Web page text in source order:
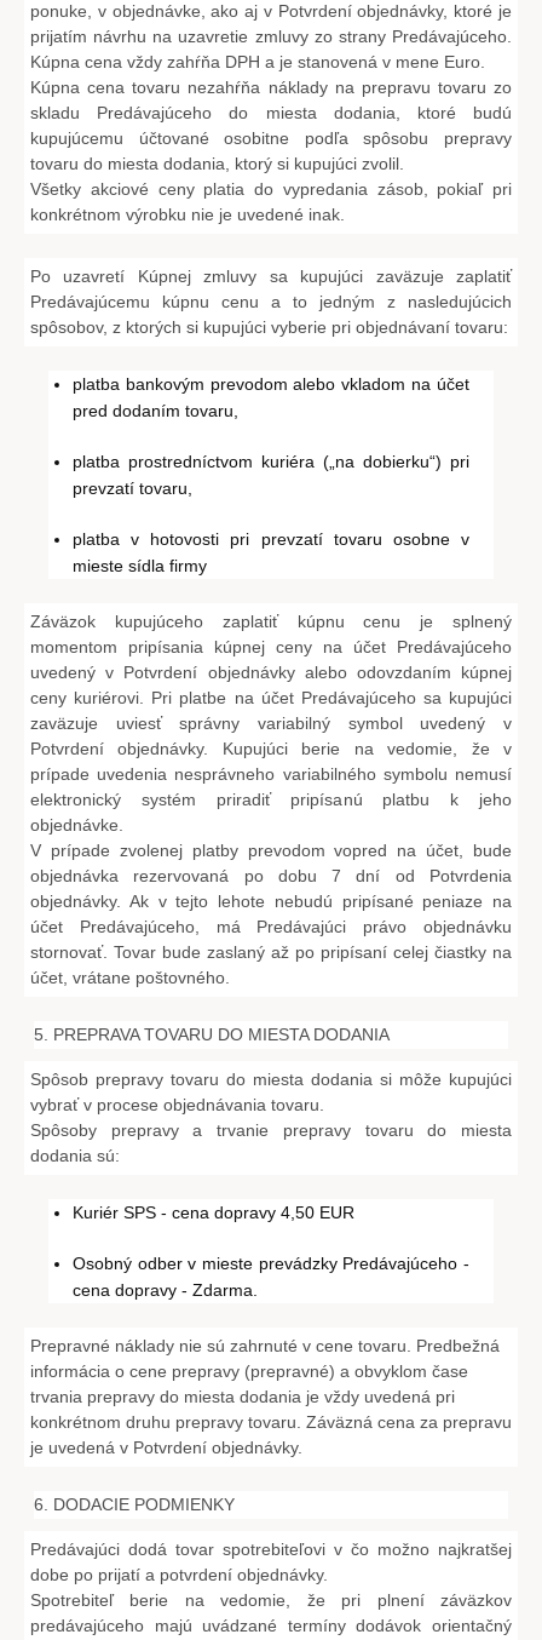
ponuke, v objednávke, ako aj v Potvrdení objednávky, ktoré je
prijatím návrhu na uzavretie zmluvy zo strany Predávajúceho.
Kúpna cena vždy zahŕňa DPH a je stanovená v mene Euro.
Kúpna cena tovaru nezahŕňa náklady na prepravu tovaru zo
skladu Predávajúceho do miesta dodania, ktoré budú
kupujúcemu účtované osobitne podľa spôsobu prepravy
tovaru do miesta dodania, ktorý si kupujúci zvolil.
Všetky akciové ceny platia do vypredania zásob, pokiaľ pri
konkrétnom výrobku nie je uvedené inak.
Po uzavretí Kúpnej zmluvy sa kupujúci zaväzuje zaplatiť
Predávajúcemu kúpnu cenu a to jedným z nasledujúcich
spôsobov, z ktorých si kupujúci vyberie pri objednávaní tovaru:
platba bankovým prevodom alebo vkladom na účet
pred dodaním tovaru,
platba prostredníctvom kuriéra („na dobierku“) pri
prevzatí tovaru,
platba v hotovosti pri prevzatí tovaru osobne v
mieste sídla firmy
Záväzok kupujúceho zaplatiť kúpnu cenu je splnený
momentom pripísania kúpnej ceny na účet Predávajúceho
uvedený v Potvrdení objednávky alebo odovzdaním kúpnej
ceny kuriérovi. Pri platbe na účet Predávajúceho sa kupujúci
zaväzuje uviesť správny variabilný symbol uvedený v
Potvrdení objednávky. Kupujúci berie na vedomie, že v
prípade uvedenia nesprávneho variabilného symbolu nemusí
elektronický systém priradiť pripísanú platbu k jeho
objednávke.
V prípade zvolenej platby prevodom vopred na účet, bude
objednávka rezervovaná po dobu 7 dní od Potvrdenia
objednávky. Ak v tejto lehote nebudú pripísané peniaze na
účet Predávajúceho, má Predávajúci právo objednávku
stornovať. Tovar bude zaslaný až po pripísaní celej čiastky na
účet, vrátane poštovného.
5. PREPRAVA TOVARU DO MIESTA DODANIA
Spôsob prepravy tovaru do miesta dodania si môže kupujúci
vybrať v procese objednávania tovaru.
Spôsoby prepravy a trvanie prepravy tovaru do miesta
dodania sú:
Kuriér SPS - cena dopravy 4,50 EUR
Osobný odber v mieste prevádzky Predávajúceho -
cena dopravy - Zdarma.
Prepravné náklady nie sú zahrnuté v cene tovaru. Predbežná
informácia o cene prepravy (prepravné) a obvyklom čase
trvania prepravy do miesta dodania je vždy uvedená pri
konkrétnom druhu prepravy tovaru. Záväzná cena za prepravu
je uvedená v Potvrdení objednávky.
6. DODACIE PODMIENKY
Predávajúci dodá tovar spotrebiteľovi v čo možno najkratšej
dobe po prijatí a potvrdení objednávky.
Spotrebiteľ berie na vedomie, že pri plnení záväzkov
predávajúceho majú uvádzané termíny dodávok orientačný